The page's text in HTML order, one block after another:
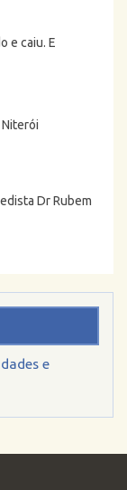
e caiu. E
Niterói
Dr Rubem
e